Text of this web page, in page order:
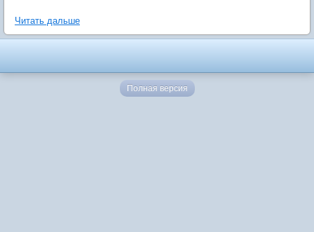
Читать дальше
Полная версия